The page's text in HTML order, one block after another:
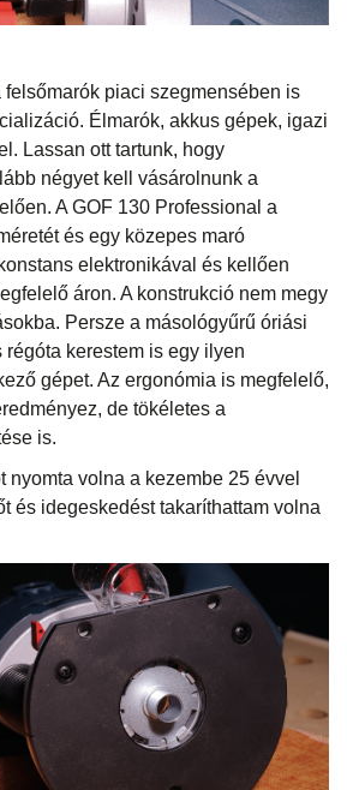
piaci szegmensében is
Élmarók, akkus gépek, igazi
Lassan ott tartunk, hogy
négyet kell vásárolnunk a
A GOF 130 Professional a
és egy közepes maró
elektronikával és kellően
áron. A konstrukció nem megy
Persze a másológyűrű óriási
régóta kerestem is egy ilyen
gépet. Az ergonómia is megfelelő,
de tökéletes a
is.
nyomta volna a kezembe 25 évvel
és idegeskedést takaríthattam volna